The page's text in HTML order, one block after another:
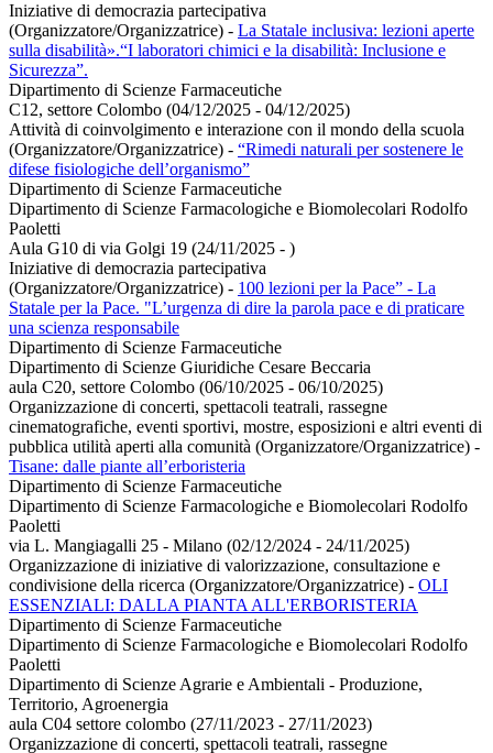
Iniziative di democrazia partecipativa
(Organizzatore/Organizzatrice) - La Statale inclusiva: lezioni aperte
sulla disabilità».“I laboratori chimici e la disabilità: Inclusione e
Sicurezza”.
Dipartimento di Scienze Farmaceutiche
C12, settore Colombo (04/12/2025 - 04/12/2025)
Attività di coinvolgimento e interazione con il mondo della scuola
(Organizzatore/Organizzatrice) - “Rimedi naturali per sostenere le
difese fisiologiche dell’organismo”
Dipartimento di Scienze Farmaceutiche
Dipartimento di Scienze Farmacologiche e Biomolecolari Rodolfo
Paoletti
Aula G10 di via Golgi 19 (24/11/2025 - )
Iniziative di democrazia partecipativa
(Organizzatore/Organizzatrice) - 100 lezioni per la Pace” - La
Statale per la Pace. "L’urgenza di dire la parola pace e di praticare
una scienza responsabile
Dipartimento di Scienze Farmaceutiche
Dipartimento di Scienze Giuridiche Cesare Beccaria
aula C20, settore Colombo (06/10/2025 - 06/10/2025)
Organizzazione di concerti, spettacoli teatrali, rassegne
cinematografiche, eventi sportivi, mostre, esposizioni e altri eventi di
pubblica utilità aperti alla comunità (Organizzatore/Organizzatrice) -
Tisane: dalle piante all’erboristeria
Dipartimento di Scienze Farmaceutiche
Dipartimento di Scienze Farmacologiche e Biomolecolari Rodolfo
Paoletti
via L. Mangiagalli 25 - Milano (02/12/2024 - 24/11/2025)
Organizzazione di iniziative di valorizzazione, consultazione e
condivisione della ricerca (Organizzatore/Organizzatrice) - OLI
ESSENZIALI: DALLA PIANTA ALL'ERBORISTERIA
Dipartimento di Scienze Farmaceutiche
Dipartimento di Scienze Farmacologiche e Biomolecolari Rodolfo
Paoletti
Dipartimento di Scienze Agrarie e Ambientali - Produzione,
Territorio, Agroenergia
aula C04 settore colombo (27/11/2023 - 27/11/2023)
Organizzazione di concerti, spettacoli teatrali, rassegne